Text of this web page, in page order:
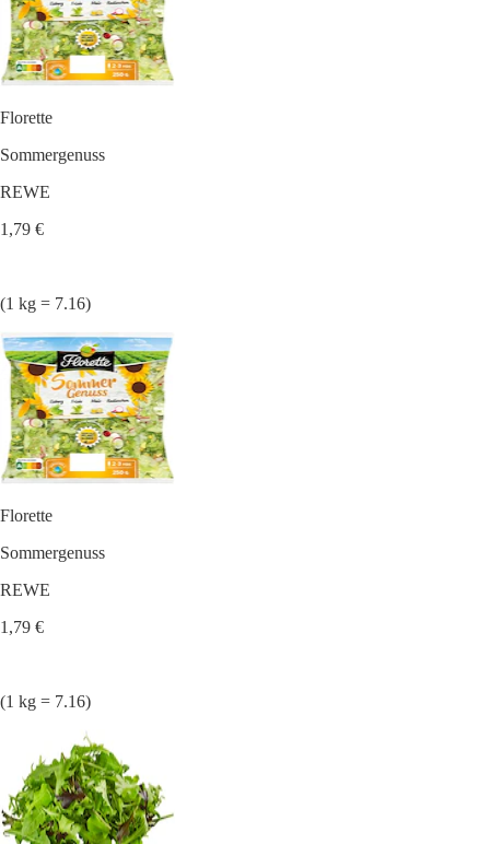
Florette
Sommergenuss
REWE
1,79 €
(1 kg = 7.16)
Florette
Sommergenuss
REWE
1,79 €
(1 kg = 7.16)